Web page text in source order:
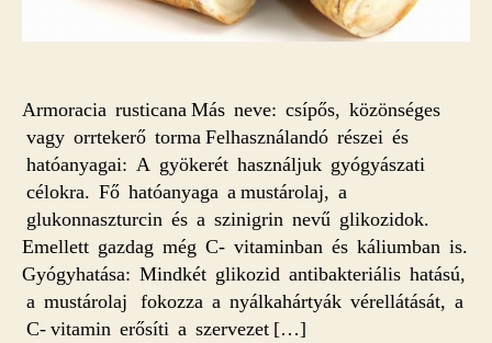
Armoracia rusticana Más neve: csípős, közönséges
vagy orrtekerő torma Felhasználandó részei és
hatóanyagai: A gyökerét használjuk gyógyászati
célokra. Fő hatóanyaga a mustárolaj, a
glukonnaszturcin és a szinigrin nevű glikozidok.
Emellett gazdag még C- vitaminban és káliumban is.
Gyógyhatása: Mindkét glikozid antibakteriális hatású,
a mustárolaj fokozza a nyálkahártyák vérellátását, a
C- vitamin erősíti a szervezet […]